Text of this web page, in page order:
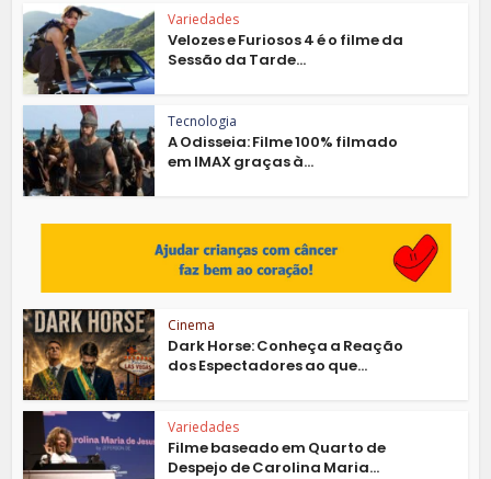
Variedades
Velozes e Furiosos 4 é o filme da
Sessão da Tarde...
Tecnologia
A Odisseia: Filme 100% filmado
em IMAX graças à...
Cinema
Dark Horse: Conheça a Reação
dos Espectadores ao que...
Variedades
Filme baseado em Quarto de
Despejo de Carolina Maria...